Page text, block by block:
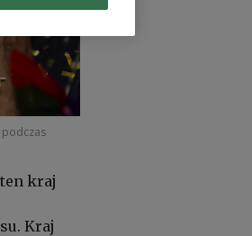
podczas
kraj
Kraj